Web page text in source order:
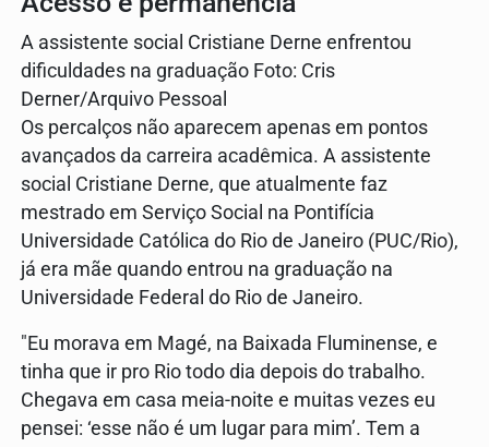
A assistente social Cristiane Derne enfrentou
dificuldades na graduação Foto: Cris
Derner/Arquivo Pessoal
Os percalços não aparecem apenas em pontos
avançados da carreira acadêmica. A assistente
social Cristiane Derne, que atualmente faz
mestrado em Serviço Social na Pontifícia
Universidade Católica do Rio de Janeiro (PUC/Rio),
já era mãe quando entrou na graduação na
Universidade Federal do Rio de Janeiro.
"Eu morava em Magé, na Baixada Fluminense, e
tinha que ir pro Rio todo dia depois do trabalho.
Chegava em casa meia-noite e muitas vezes eu
pensei: ‘esse não é um lugar para mim’. Tem a